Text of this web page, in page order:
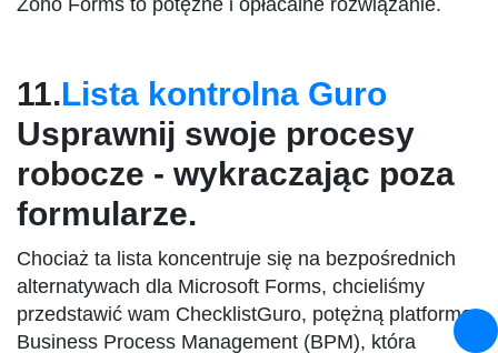
Zoho Forms to potężne i opłacalne rozwiązanie.
11.Lista kontrolna Guro
Usprawnij swoje procesy
robocze - wykraczając poza
formularze.
Chociaż ta lista koncentruje się na bezpośrednich
alternatywach dla Microsoft Forms, chcieliśmy
przedstawić wam ChecklistGuro, potężną platformę
Business Process Management (BPM), która